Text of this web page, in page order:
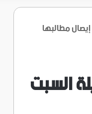
مطالبها
السبت